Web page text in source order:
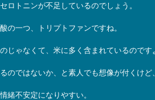
ロトニンが不足しているのでしょう。
の一つ、トリプトファンですね。
じゃなくて、米に多く含まれているのです
のではないか、と素人でも想像が付くけど
緒不安定になりやすい。